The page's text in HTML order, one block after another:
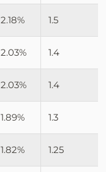
2.18% 1.5
2.03% 1.4
2.03% 1.4
1.89% 1.3
1.82% 1.25